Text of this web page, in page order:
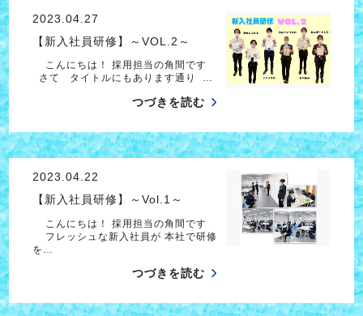
2023.04.27
【新入社員研修】～VOL.2～
こんにちは！ 採用担当の角間です
さて タイトルにもあります通り …
つづきを読む
2023.04.22
【新入社員研修】～Vol.1～
こんにちは！ 採用担当の角間です
フレッシュな新入社員が 本社で研修
を…
つづきを読む